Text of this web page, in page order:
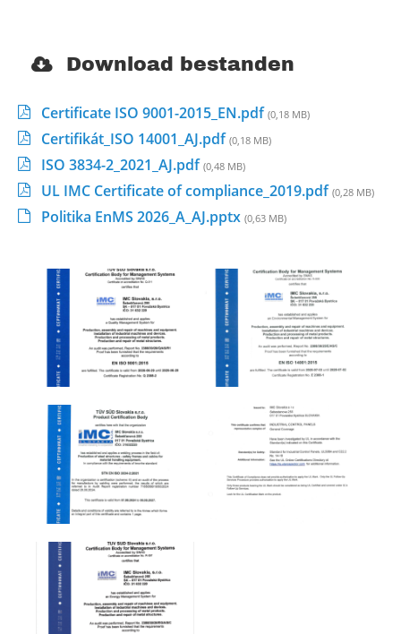
Download bestanden
Certificate ISO 9001-2015_EN.pdf (0,18 MB)
Certifikát_ISO 14001_AJ.pdf (0,18 MB)
ISO 3834-2_2021_AJ.pdf (0,48 MB)
UL IMC Certificate of compliance_2019.pdf (0,28 MB)
Politika EnMS 2026_A_AJ.pptx (0,63 MB)